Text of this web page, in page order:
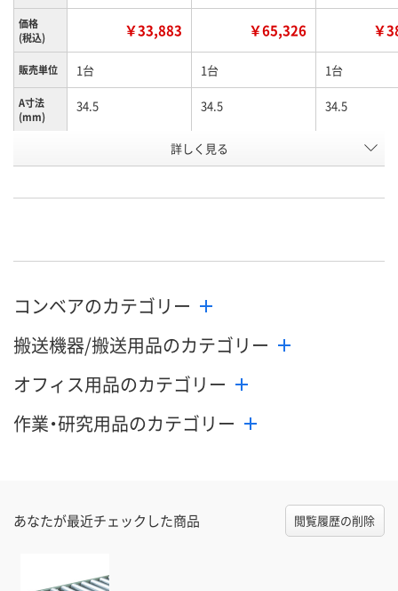
価格
(税込)
￥33,883 ￥65,326 ￥
販売単位 1台 1台 1台
A寸法
(mm)
34.5 34.5 34.5
P628012 P627875
カゴへ
詳しく見る
コンベアのカテゴリー
搬送機器/搬送用品のカテゴリー
オフィス用品のカテゴリー
作業・研究用品のカテゴリー
あなたが最近チェックした商品 閲覧履歴の削除